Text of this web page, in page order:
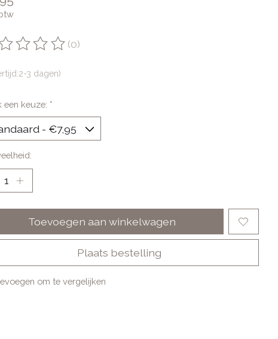
van dit product is
(0)
3 dagen)
een keuze: *
Toevoegen aan winkelwagen
Plaats bestelling
om te vergelijken